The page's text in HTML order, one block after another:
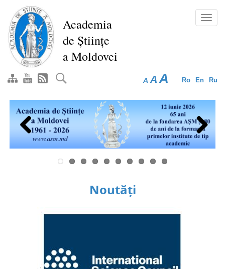
conţinutul
principal
Academia
de Științe
a Moldovei
Ro En Ru
A A A
Previous Next
Noutăți